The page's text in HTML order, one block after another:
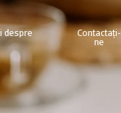
despre
Contactați-
ne